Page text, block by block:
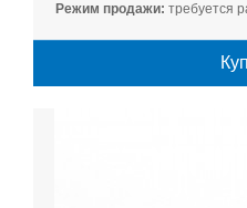
Режим продажи: требуется